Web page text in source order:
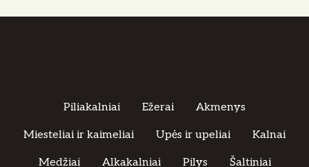
Piliakalniai Ežerai Akmenys
Miesteliai ir kaimeliai Upės ir upeliai Kalnai
Medžiai Alkakalniai Pilys Šaltiniai